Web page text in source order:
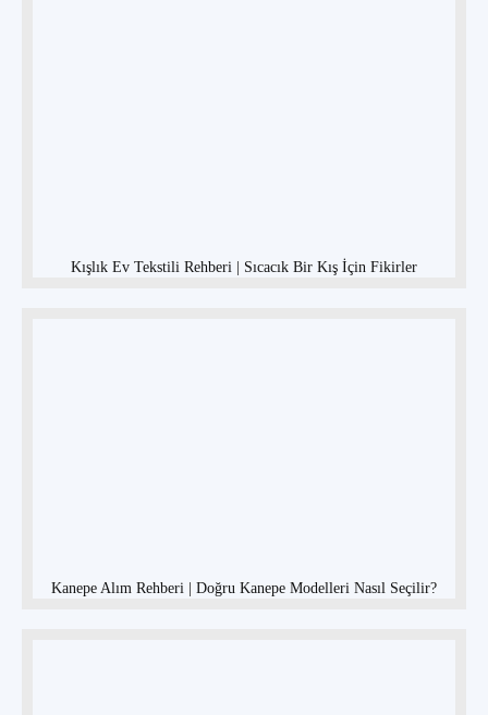
Kışlık Ev Tekstili Rehberi | Sıcacık Bir Kış İçin Fikirler
Kanepe Alım Rehberi | Doğru Kanepe Modelleri Nasıl Seçilir?